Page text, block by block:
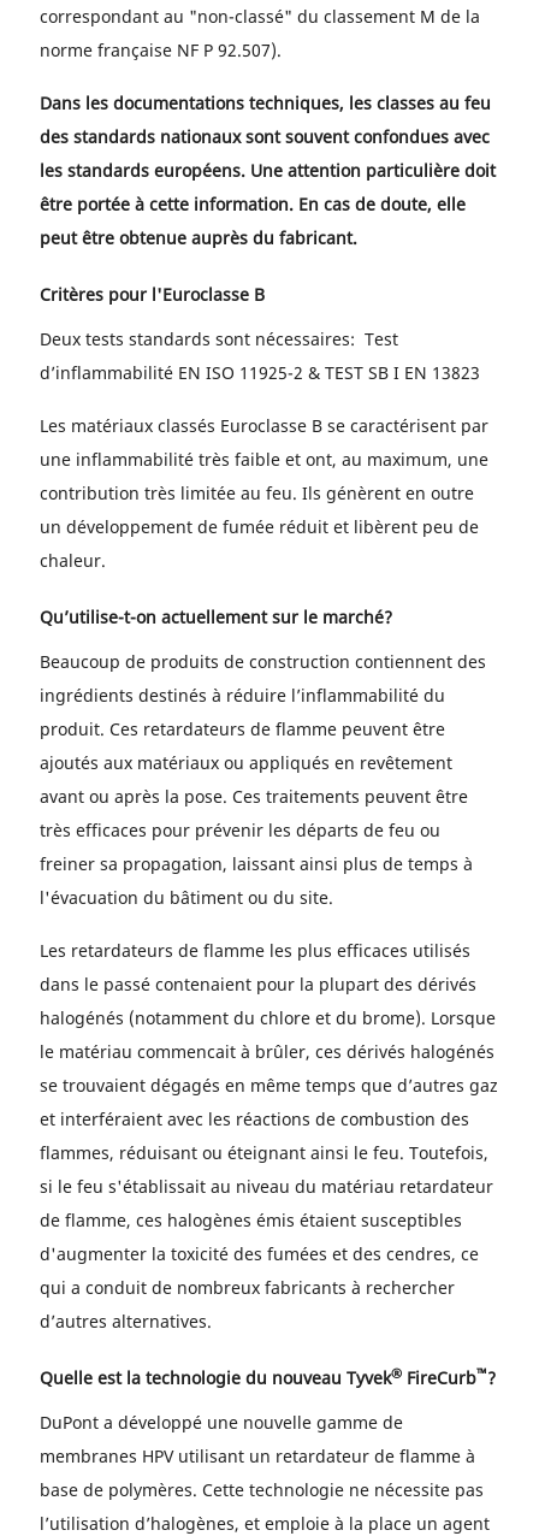
correspondant au "non-classé" du classement M de la
norme française NF P 92.507).
Dans les documentations techniques, les classes au feu
des standards nationaux sont souvent confondues avec
les standards européens. Une attention particulière doit
être portée à cette information. En cas de doute, elle
peut être obtenue auprès du fabricant.
Critères pour l'Euroclasse B
Deux tests standards sont nécessaires: Test
d’inflammabilité EN ISO 11925-2 & TEST SB I EN 13823
Les matériaux classés Euroclasse B se caractérisent par
une inflammabilité très faible et ont, au maximum, une
contribution très limitée au feu. Ils génèrent en outre
un développement de fumée réduit et libèrent peu de
chaleur.
Qu’utilise-t-on actuellement sur le marché?
Beaucoup de produits de construction contiennent des
ingrédients destinés à réduire l’inflammabilité du
produit. Ces retardateurs de flamme peuvent être
ajoutés aux matériaux ou appliqués en revêtement
avant ou après la pose. Ces traitements peuvent être
très efficaces pour prévenir les départs de feu ou
freiner sa propagation, laissant ainsi plus de temps à
l'évacuation du bâtiment ou du site.
Les retardateurs de flamme les plus efficaces utilisés
dans le passé contenaient pour la plupart des dérivés
halogénés (notamment du chlore et du brome). Lorsque
le matériau commencait à brûler, ces dérivés halogénés
se trouvaient dégagés en même temps que d’autres gaz
et interféraient avec les réactions de combustion des
flammes, réduisant ou éteignant ainsi le feu. Toutefois,
si le feu s'établissait au niveau du matériau retardateur
de flamme, ces halogènes émis étaient susceptibles
d'augmenter la toxicité des fumées et des cendres, ce
qui a conduit de nombreux fabricants à rechercher
d’autres alternatives.
Quelle est la technologie du nouveau Tyvek® FireCurb™?
DuPont a développé une nouvelle gamme de
membranes HPV utilisant un retardateur de flamme à
base de polymères. Cette technologie ne nécessite pas
l’utilisation d’halogènes, et emploie à la place un agent